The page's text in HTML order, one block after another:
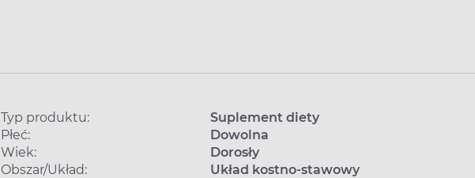
Typ produktu:
Suplement diety
Płeć:
Dowolna
Wiek:
Dorosły
Obszar/Układ:
Układ kostno-stawowy